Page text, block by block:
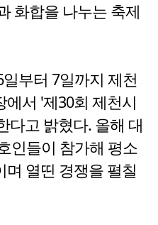
화합을 나누는 축제
부터 7일까지 제천
서 '제30회 제천시
다고 밝혔다. 올해 대
인들이 참가해 평소
열띤 경쟁을 펼칠